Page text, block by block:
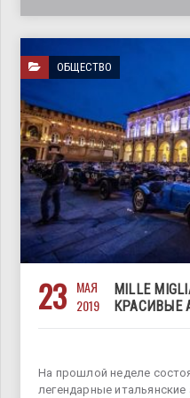
ОБЩЕСТВО
23 МАЯ
2019
MILLE
КРАСИВЫЕ
На прошлой неделе
легендарные